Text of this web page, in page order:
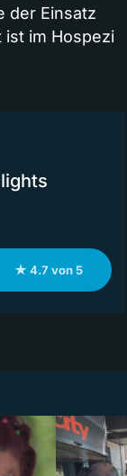
der Einsatz
im Hospezi
★ 4.7 von 5